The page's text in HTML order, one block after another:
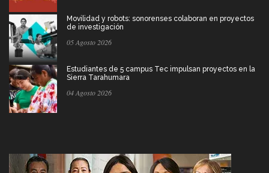
Movilidad y robots: sonorenses colaboran en proyectos
de investigación
05 Agosto 2026
Estudiantes de 5 campus Tec impulsan proyectos en la
Sierra Tarahumara
04 Agosto 2026